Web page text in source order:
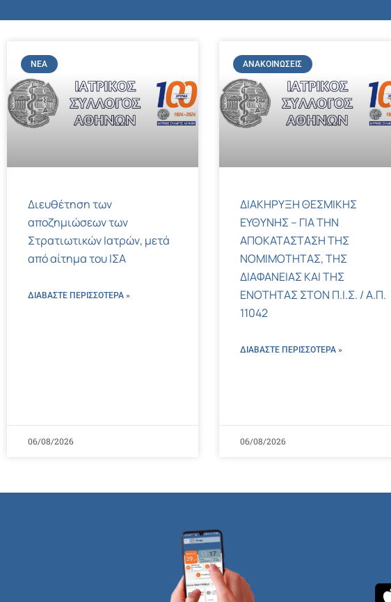
ΝΈΑ
Διευθέτηση των
αποζημιώσεων των
Στρατιωτικών Ιατρών, μετά
από αίτημα του ΙΣΑ
ΔΙΑΒΑΣΤΕ ΠΕΡΙΣΣΌΤΕΡΑ »
06/08/2026
ΑΝΑΚΟΙΝΏΣΕΙΣ
ΔΙΑΚΗΡΥΞΗ ΘΕΣΜΙΚΗΣ
ΕΥΘΥΝΗΣ – ΓΙΑ ΤΗΝ
ΑΠΟΚΑΤΑΣΤΑΣΗ ΤΗΣ
ΝΟΜΙΜΟΤΗΤΑΣ, ΤΗΣ
ΔΙΑΦΑΝΕΙΑΣ ΚΑΙ ΤΗΣ
ΕΝΟΤΗΤΑΣ ΣΤΟΝ Π.Ι.Σ. / Α.Π.
11042
ΔΙΑΒΑΣΤΕ ΠΕΡΙΣΣΌΤΕΡΑ »
06/08/2026